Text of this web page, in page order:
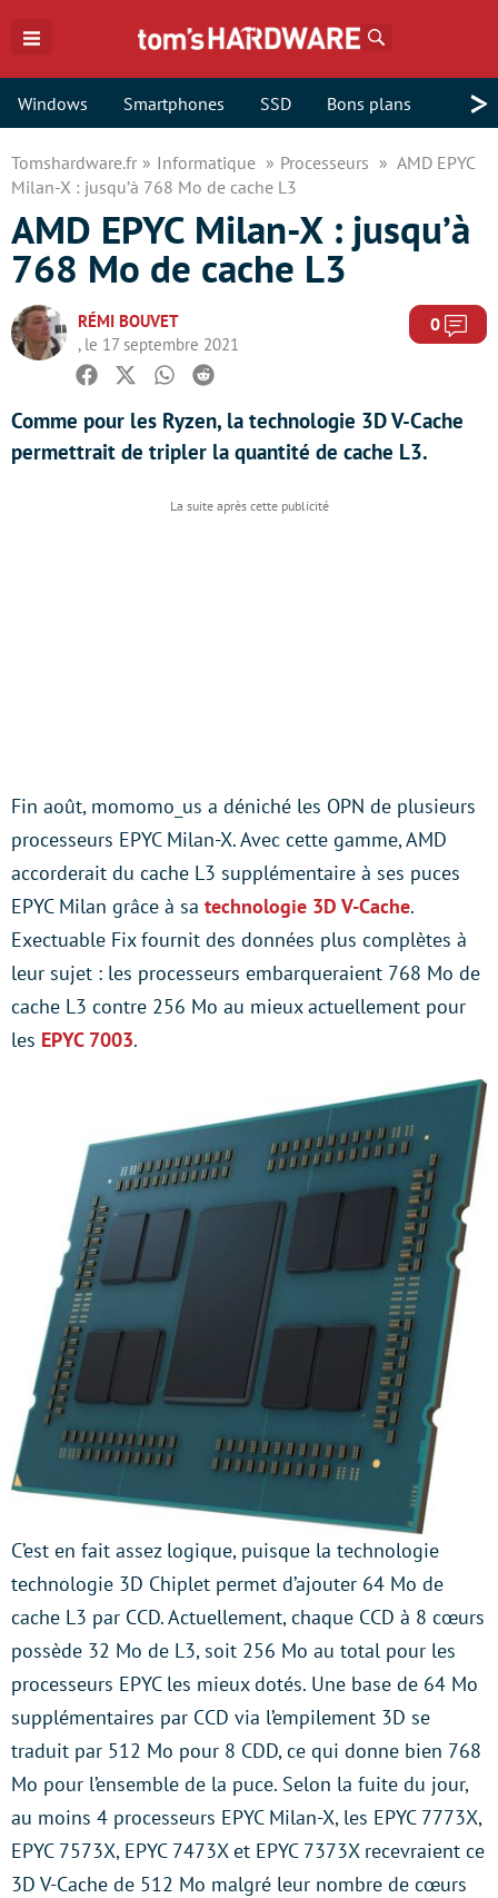
Windows Smartphones SSD Bons plans >
Tomshardware.fr Informatique Processeurs
AMD EPYC
Milan-X : jusqu’à 768 Mo de cache L3
AMD EPYC Milan-X : jusqu’à
768 Mo de cache L3
RÉMI BOUVET
, le 17 septembre 2021
0
Facebook
TwitterWhatsapp
Reddit
Comme pour les Ryzen, la technologie 3D V-Cache
permettrait de tripler la quantité de cache L3.
Fin août, momomo_us a déniché les OPN de plusieurs
processeurs EPYC Milan-X. Avec cette gamme, AMD
accorderait du cache L3 supplémentaire à ses puces
EPYC Milan grâce à sa technologie 3D V-Cache.
Exectuable Fix fournit des données plus complètes à
leur sujet : les processeurs embarqueraient 768 Mo de
cache L3 contre 256 Mo au mieux actuellement pour
les EPYC 7003.
C’est en fait assez logique, puisque la technologie
technologie 3D Chiplet permet d’ajouter 64 Mo de
cache L3 par CCD. Actuellement, chaque CCD à 8 cœurs
possède 32 Mo de L3, soit 256 Mo au total pour les
processeurs EPYC les mieux dotés. Une base de 64 Mo
supplémentaires par CCD via l’empilement 3D se
traduit par 512 Mo pour 8 CDD, ce qui donne bien 768
Mo pour l’ensemble de la puce. Selon la fuite du jour,
au moins 4 processeurs EPYC Milan-X, les EPYC 7773X,
EPYC 7573X, EPYC 7473X et EPYC 7373X recevraient ce
3D V-Cache de 512 Mo malgré leur nombre de cœurs